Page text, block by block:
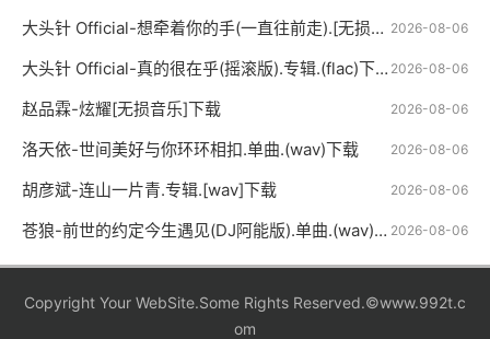
2026-08-06
大头针 Official-想牵着你的手(一直往前走).[无损音乐]下载
2026-08-06
大头针 Official-真的很在乎(摇滚版).专辑.(flac)下载
2026-08-06
赵品霖-炫耀[无损音乐]下载
2026-08-06
洛天依-世间美好与你环环相扣.单曲.(wav)下载
2026-08-06
胡彦斌-连山一片青.专辑.[wav]下载
2026-08-06
苍狼-前世的约定今生遇见(DJ阿能版).单曲.(wav)下载
Copyright Your WebSite.Some Rights Reserved.©www.992t.c
om